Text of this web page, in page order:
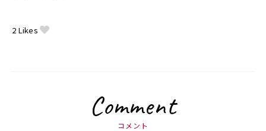
2 Likes
Comment
コメント